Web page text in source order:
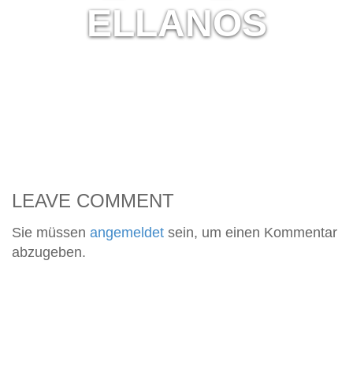
ELLANOS
LEAVE COMMENT
Sie müssen angemeldet sein, um einen Kommentar
abzugeben.